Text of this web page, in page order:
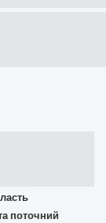
поточний